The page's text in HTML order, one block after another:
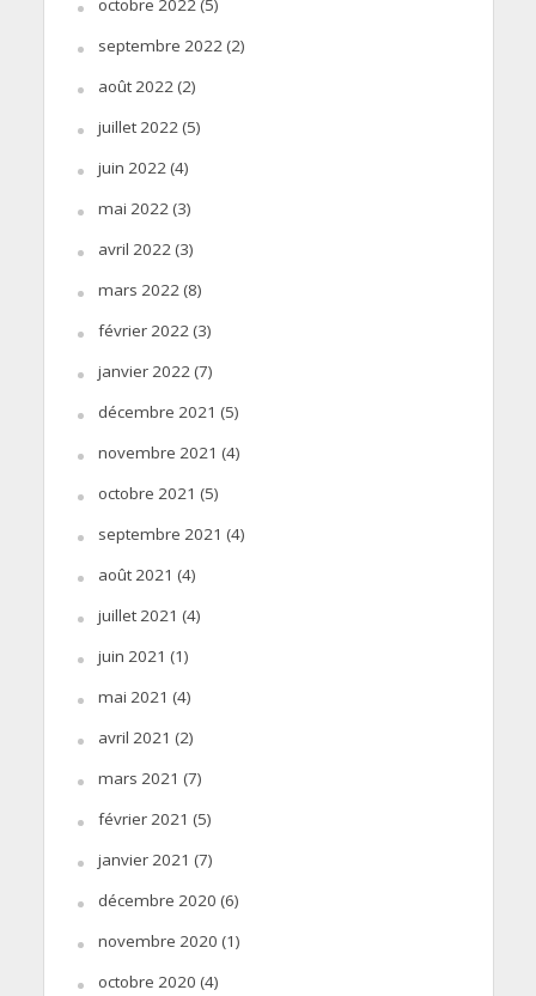
septembre 2022 (2)
août 2022 (2)
juillet 2022 (5)
juin 2022 (4)
mai 2022 (3)
avril 2022 (3)
mars 2022 (8)
février 2022 (3)
janvier 2022 (7)
décembre 2021 (5)
novembre 2021 (4)
octobre 2021 (5)
septembre 2021 (4)
août 2021 (4)
juillet 2021 (4)
juin 2021 (1)
mai 2021 (4)
avril 2021 (2)
mars 2021 (7)
février 2021 (5)
janvier 2021 (7)
décembre 2020 (6)
novembre 2020 (1)
octobre 2020 (4)